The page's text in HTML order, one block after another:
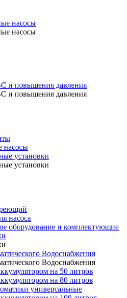
насосы
насосы
и повышения давления
и повышения давления
насосы
установки
установки
насоса
оборудование и комплектующие
Водоснабжения
Водоснабжения
на 50 литров
на 80 литров
универсальные